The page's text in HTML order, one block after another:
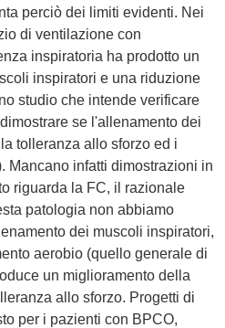
perciò dei limiti evidenti. Nei
di ventilazione con
inspiratoria ha prodotto un
inspiratori e una riduzione
studio che intende verificare
se l'allenamento dei
tolleranza allo sforzo ed i
Mancano infatti dimostrazioni in
riguarda la FC, il razionale
patologia non abbiamo
dei muscoli inspiratori,
aerobio (quello generale di
un miglioramento della
allo sforzo. Progetti di
per i pazienti con BPCO,